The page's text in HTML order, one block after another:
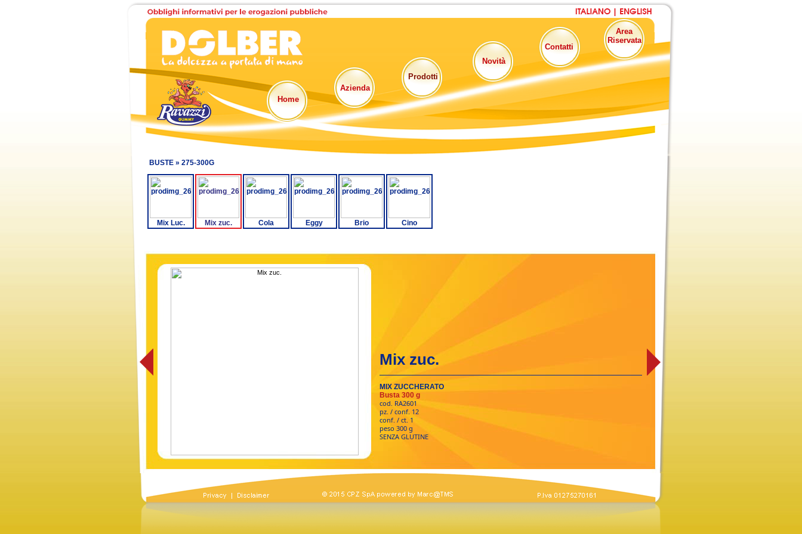
Home
Azienda
Prodotti
Novità
Contatti
Area
Riservata
BUSTE » 275-300G
Mix Luc. Mix zuc. Cola Eggy Brio Cino
Mix zuc.
MIX ZUCCHERATO
Busta 300 g
cod. RA2601
pz. / conf. 12
conf. / ct. 1
peso 300 g
SENZA GLUTINE